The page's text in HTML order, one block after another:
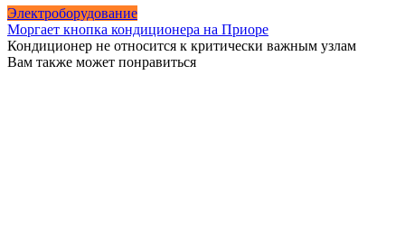
Электроборудование
Моргает кнопка кондиционера на Приоре
Кондиционер не относится к критически важным узлам
Вам также может понравиться